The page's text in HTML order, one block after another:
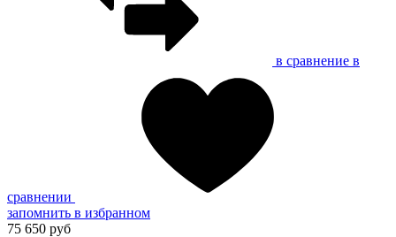
в сравнение в
сравнении
запомнить в избранном
75 650 руб